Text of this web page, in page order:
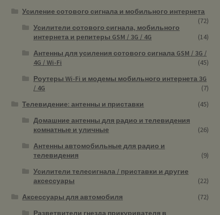
Усиление сотового сигнала и мобильного интернета
(72)
Усилители сотового сигнала, мобильного
интернета и репитеры GSM / 3G / 4G
(14)
Антенны для усиления сотового сигнала GSM / 3G /
4G / Wi-Fi
(45)
Роутеры Wi-Fi и модемы мобильного интернета 3G
/ 4G
(7)
Телевидение: антенны и приставки
(45)
Домашние антенны для радио и телевидения
комнатные и уличные
(26)
Антенны автомобильные для радио и
телевидения
(9)
Усилители телесигнала / приставки и другие
аксессуары
(22)
Аксессуары для автомобиля
(72)
Разветвители гнезда прикуривателя в